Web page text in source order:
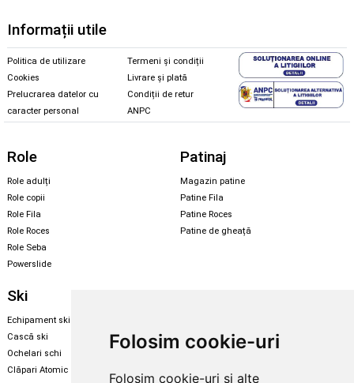
Folosim cookie-uri
Folosim cookie-uri și alte
Informații utile
Politica de utilizare
Cookies
Prelucrarea datelor cu
caracter personal
Termeni și condiții
Livrare și plată
Condiții de retur
ANPC
Role
Role adulți
Role copii
Role Fila
Role Roces
Role Seba
Powerslide
Patinaj
Magazin patine
Patine Fila
Patine Roces
Patine de gheață
Ski
Echipament ski
Cască ski
Ochelari schi
Clăpari Atomic
Echipament snowboard